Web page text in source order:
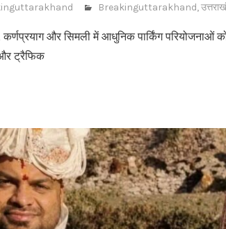
Breakinguttarakhand,
कर्णप्रयाग और सिमली में आधुनिक पार्किंग परियोजनाओं
और ट्रैफिक